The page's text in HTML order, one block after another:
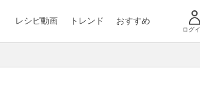
レシピ動画 トレンド おすすめ
ログ